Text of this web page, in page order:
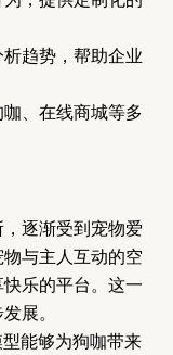
趋势，帮助企业
咖、在线商城等多
逐渐受到宠物爱
与主人互动的空
乐的平台。这一
展。
能够为狗咖带来